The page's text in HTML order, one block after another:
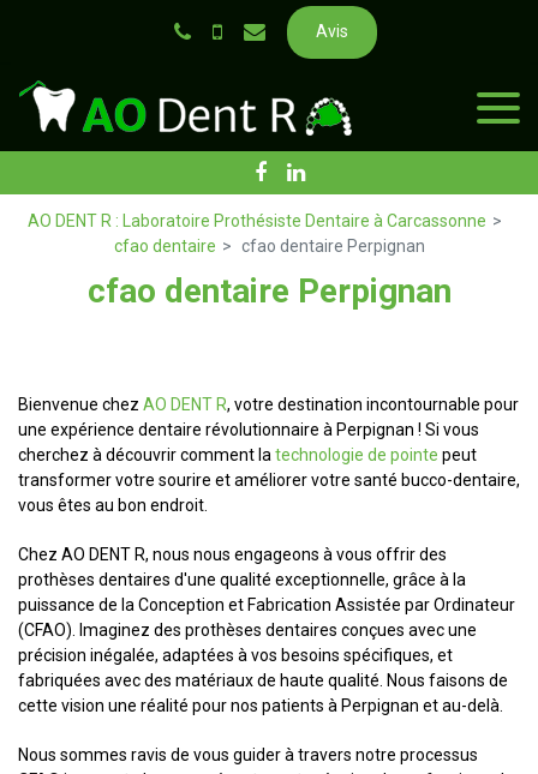
Avis
AO DENT R : Laboratoire Prothésiste Dentaire à Carcassonne
cfao dentaire
cfao dentaire Perpignan
cfao dentaire Perpignan
Bienvenue chez AO DENT R, votre destination incontournable pour
une expérience dentaire révolutionnaire à Perpignan ! Si vous
cherchez à découvrir comment la technologie de pointe peut
transformer votre sourire et améliorer votre santé bucco-dentaire,
vous êtes au bon endroit.
Chez AO DENT R, nous nous engageons à vous offrir des
prothèses dentaires d'une qualité exceptionnelle, grâce à la
puissance de la Conception et Fabrication Assistée par Ordinateur
(CFAO). Imaginez des prothèses dentaires conçues avec une
précision inégalée, adaptées à vos besoins spécifiques, et
fabriquées avec des matériaux de haute qualité. Nous faisons de
cette vision une réalité pour nos patients à Perpignan et au-delà.
Nous sommes ravis de vous guider à travers notre processus